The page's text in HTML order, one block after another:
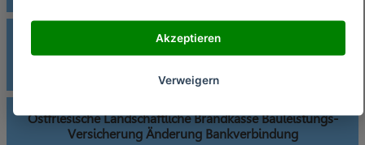
Ostfriesische Landschaftliche Brandkasse
Bauherrenhaftpflicht-Versicherung Änderung
Ostfriesische Landschaftliche Brandkasse Bauleistungs-
Versicherung Änderung Bankverbindung
Akzeptieren
Verweigern